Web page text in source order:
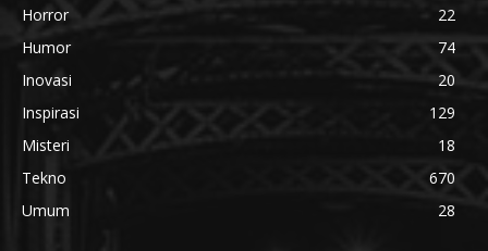
Horror
22
Humor
74
Inovasi
20
Inspirasi
129
Misteri
18
Tekno
670
Umum
28